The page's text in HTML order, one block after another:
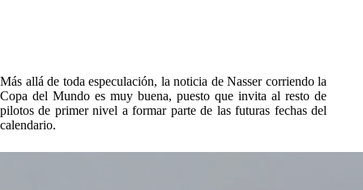
Más allá de toda especulación, la noticia de Nasser corriendo la
Copa del Mundo es muy buena, puesto que invita al resto de
pilotos de primer nivel a formar parte de las futuras fechas del
calendario.